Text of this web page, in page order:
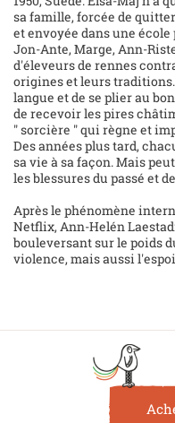
sa famille, forcée de
et envoyée dans une
Jon-Ante, Marge, Ann-
d'éleveurs de rennes
origines et leurs
langue et de se plier au
de recevoir les pires
" sorcière " qui règne et
Des années plus tard,
sa vie à sa façon. Mais
les blessures du passé et
Après le phénomène
Netflix, Ann-Helén
bouleversant sur le poids
violence, mais aussi